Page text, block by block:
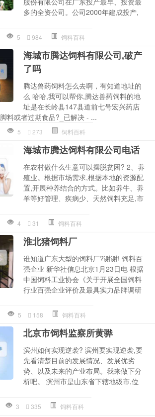
多的全资公司。公司2000年建成投产,
5 984 饲料百科
海城市腾达饲料有限公司,破产
了吗
腾达兽药饲料怎么去啊，有知道地址的
么 哈哈,我可以帮你,腾达兽药饲料的地
址是在长岭县147县道前七号宏兴药店
料或者过期食品?_已解决 - ...
5 273 饲料百科
海城市腾达饲料有限公司电话
在农村做什么生意可以摆脱贫困? 2、养
殖业。根据市场需求,根据本地的资源配
置,开展种养结合的方式。比如养牛、养
羊等好管理、疾病少、天然饲料充足,市
4 31 饲料百科
淮北猪饲料厂
谁知道广东大型的饲料厂?谢谢! 饲料百
强企业 新华社信息北京1月23日电 根据
中国饲料工业协会《关于开展全国饲料
行业百强企业评价及最具实力品牌调研
5 158 饲料百科
北京市饲料监察所黄骅
滨州如何实现逆袭? 滨州要实现逆袭,要
先看清楚目前的发展情况、发展优劣
势、以及未来的产业布局。我来做下分
析吧。 滨州市是山东省下辖地级市,位
3 335 饲料百科